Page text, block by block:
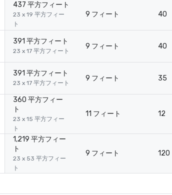
437 平方フィート
23 x 19 平方フィー
ト
9 フィート 40
391 平方フィート
23 x 17 平方フィート
9 フィート 40
391 平方フィート
23 x 17 平方フィート
9 フィート 35
360 平方フィー
ト
23 x 15 平方フィー
ト
11 フィート 12
1,219 平方フィー
ト
23 x 53 平方フィー
ト
9 フィート 120